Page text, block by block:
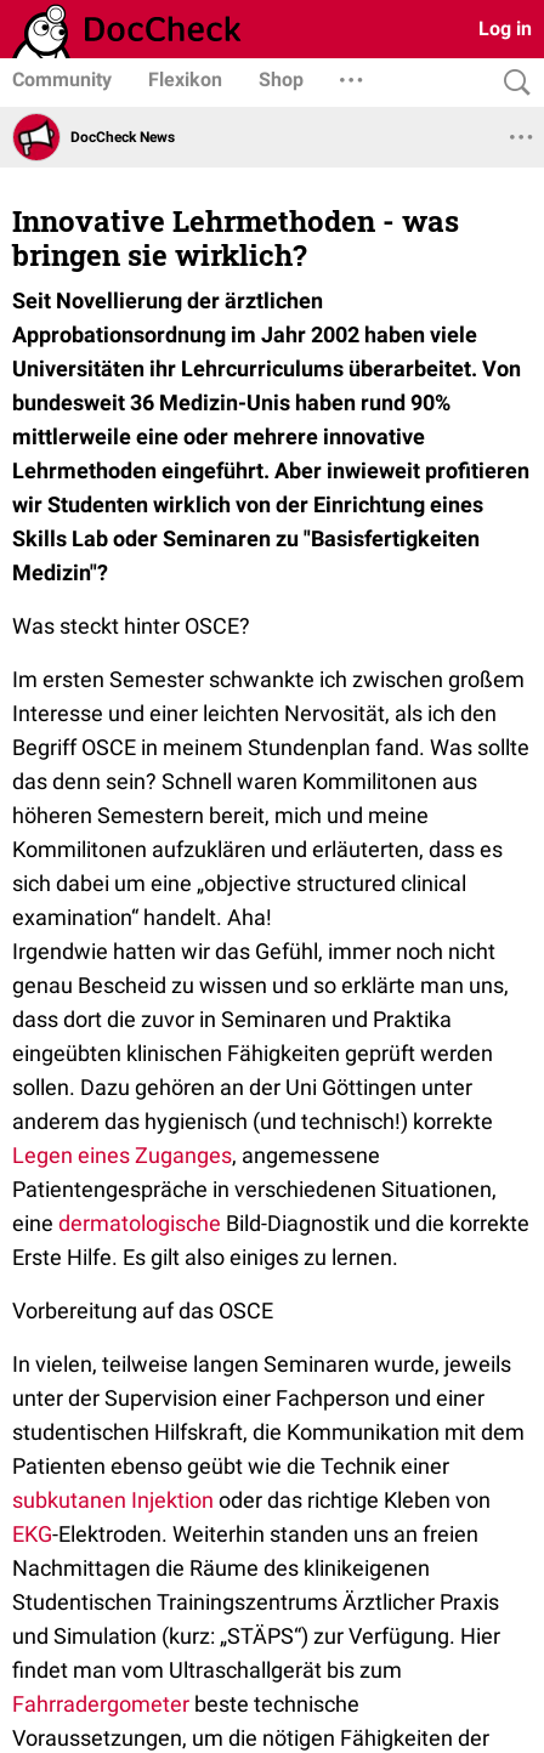
Log in
Community Flexikon Shop
DocCheck News
Innovative Lehrmethoden - was
bringen sie wirklich?
Seit Novellierung der ärztlichen
Approbationsordnung im Jahr 2002 haben viele
Universitäten ihr Lehrcurriculums überarbeitet. Von
bundesweit 36 Medizin-Unis haben rund 90%
mittlerweile eine oder mehrere innovative
Lehrmethoden eingeführt. Aber inwieweit profitieren
wir Studenten wirklich von der Einrichtung eines
Skills Lab oder Seminaren zu "Basisfertigkeiten
Medizin"?
Was steckt hinter OSCE?
Im ersten Semester schwankte ich zwischen großem
Interesse und einer leichten Nervosität, als ich den
Begriff OSCE in meinem Stundenplan fand. Was sollte
das denn sein? Schnell waren Kommilitonen aus
höheren Semestern bereit, mich und meine
Kommilitonen aufzuklären und erläuterten, dass es
sich dabei um eine „objective structured clinical
examination“ handelt. Aha!
Irgendwie hatten wir das Gefühl, immer noch nicht
genau Bescheid zu wissen und so erklärte man uns,
dass dort die zuvor in Seminaren und Praktika
eingeübten klinischen Fähigkeiten geprüft werden
sollen. Dazu gehören an der Uni Göttingen unter
anderem das hygienisch (und technisch!) korrekte
Legen eines Zuganges, angemessene
Patientengespräche in verschiedenen Situationen,
eine dermatologische Bild-Diagnostik und die korrekte
Erste Hilfe. Es gilt also einiges zu lernen.
Vorbereitung auf das OSCE
In vielen, teilweise langen Seminaren wurde, jeweils
unter der Supervision einer Fachperson und einer
studentischen Hilfskraft, die Kommunikation mit dem
Patienten ebenso geübt wie die Technik einer
subkutanen Injektion oder das richtige Kleben von
EKG-Elektroden. Weiterhin standen uns an freien
Nachmittagen die Räume des klinikeigenen
Studentischen Trainingszentrums Ärztlicher Praxis
und Simulation (kurz: „STÄPS“) zur Verfügung. Hier
findet man vom Ultraschallgerät bis zum
Fahrradergometer beste technische
Voraussetzungen, um die nötigen Fähigkeiten der